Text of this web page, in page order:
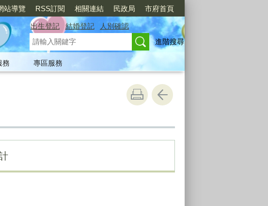
站導覽 RSS訂閱 相關連結 民政局 市府首頁
出生登記 結婚登記
人別確認
進階搜尋
務
專區服務